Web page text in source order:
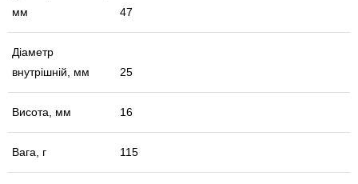
мм
47
Діаметр
внутрішній, мм
25
Висота, мм 16
Вага, г 115